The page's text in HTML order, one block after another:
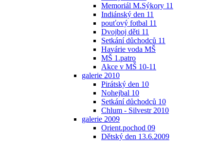
Memoriál M.Sýkory 11
Indiánský den 11
pouťový fotbal 11
Dvojboj děti 11
Setkání důchodců 11
Havárie voda MŠ
MŠ 1.patro
Akce v MŠ 10-11
galerie 2010
Pirátský den 10
Nohejbal 10
Setkání důchodců 10
Chlum - Silvestr 2010
galerie 2009
Orient.pochod 09
Dětský den 13.6.2009